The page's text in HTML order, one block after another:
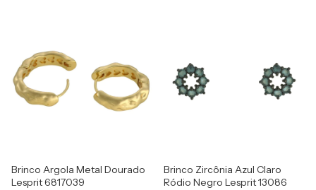
Brinco Argola Metal Dourado
Lesprit 6817039
Brinco Zircônia Azul Claro
Ródio Negro Lesprit 13086